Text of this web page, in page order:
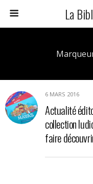
La
6 MARS 2016
Actualité
collection
faire